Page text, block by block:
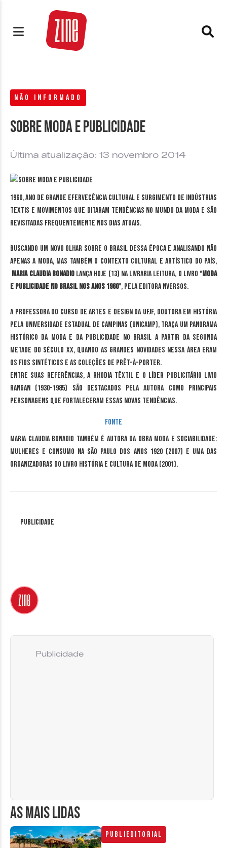
NÃO INFORMADO
Sobre Moda e Publicidade
Última atualização: 13 novembro 2014
1960, ano de grande efervecência cultural e surgimento de indústrias
textis e movimentos que ditaram tendências no mundo da moda e são
revisitadas frequentemente nos dias atuais.
Buscando um novo olhar sobre o Brasil dessa época e analisando não
apenas a moda, mas também o contexto cultural e artístico do país,
Maria Claudia Bonadiolança hoje (13) na Livraria Leitura, o livro "Moda
e Publicidade no Brasil nos anos 1960", pela editora nVersos.
A professora do curso de Artes e Design da UFJF, doutora em História
pela Universidade Estadual de Campinas (Unicamp), traça um panorama
histórico da moda e da publicidade no Brasil a partir da segunda
metade do século XX, quando as grandes novidades nessa área eram
os fios sintéticos e as coleções de prêt-à-porter.
Entre suas referências, a Rhodia Têxtil e o líder publicitário Livio
Rangan (1930-1985) são destacados pela autora como principais
personagens que fortaleceram essas novas tendências.
Fonte
Maria Claudia Bonadio também é autora da obra Moda e sociabilidade:
mulheres e consumo na São Paulo dos anos 1920 (2007) e uma das
organizadoras do livro História e cultura de moda (2001).
Publicidade
AS MAIS LIDAS
Publieditorial
Publicidade